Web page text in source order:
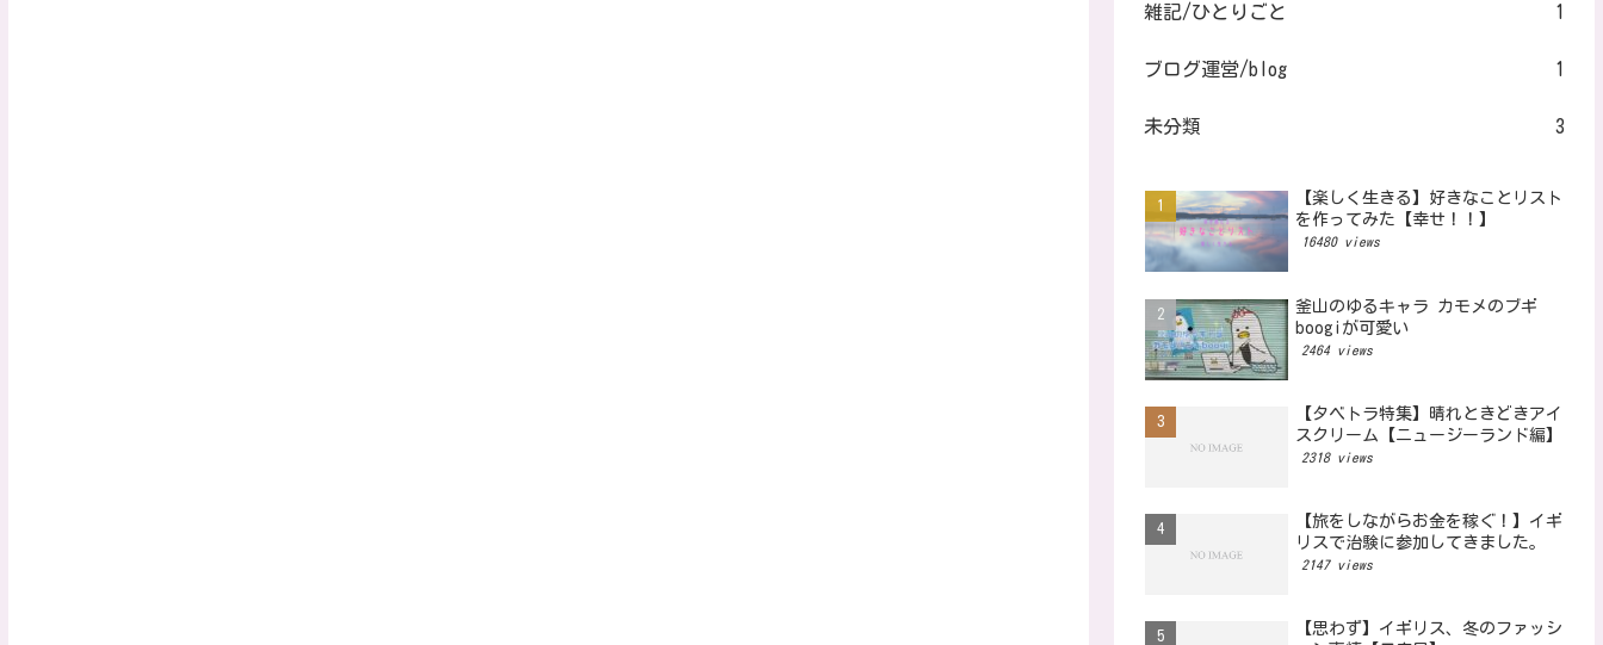
雑記/ひとりごと 1
ブログ運営/blog 1
未分類 3
【楽しく生きる】好きなことリスト
を作ってみた【幸せ！！】
16480 views
釜山のゆるキャラ カモメのブギ
boogiが可愛い
2464 views
【タベトラ特集】晴れときどきアイ
スクリーム【ニュージーランド編】
2318 views
【旅をしながらお金を稼ぐ！】イギ
リスで治験に参加してきました。
2147 views
【思わず】イギリス、冬のファッシ